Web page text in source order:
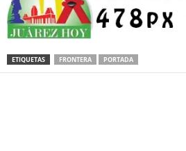
ETIQUETAS FRONTERA PORTADA